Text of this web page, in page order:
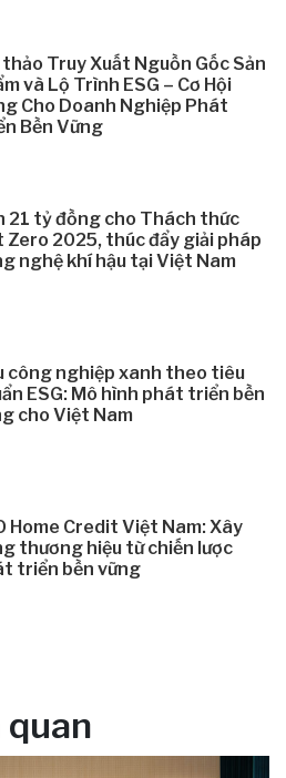
thảo Truy Xuất Nguồn Gốc Sản
và Lộ Trình ESG – Cơ Hội
Cho Doanh Nghiệp Phát
Bền Vững
21 tỷ đồng cho Thách thức
Zero 2025, thúc đẩy giải pháp
nghệ khí hậu tại Việt Nam
công nghiệp xanh theo tiêu
ESG: Mô hình phát triển bền
cho Việt Nam
Home Credit Việt Nam: Xây
thương hiệu từ chiến lược
triển bền vững